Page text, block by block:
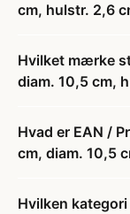
cm, hulstr. 2,6
Hvilket mærke
diam. 10,5 cm,
Hvad er EAN /
cm, diam. 10,5
Hvilken